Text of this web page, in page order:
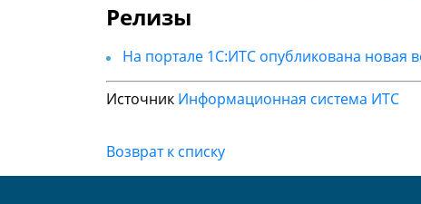
Релизы
На портале 1С:ИТС опубликована новая
Источник Информационная система ИТС
Возврат к списку